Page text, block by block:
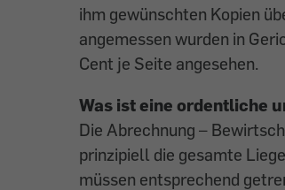
ihm gewünschten Kopien
angemessen wurden in
Cent je Seite angesehen.
Was ist eine ordentliche
Die Abrechnung –
prinzipiell die gesamte
müssen entsprechend